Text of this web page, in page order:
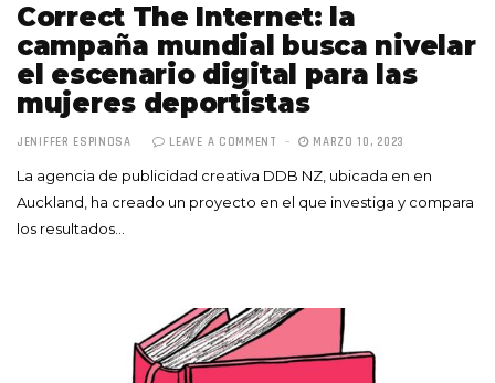
Correct The Internet: la
campaña mundial busca nivelar
el escenario digital para las
mujeres deportistas
JENIFFER ESPINOSA LEAVE A COMMENT MARZO 10, 2023
La agencia de publicidad creativa DDB NZ, ubicada en en
Auckland, ha creado un proyecto en el que investiga y compara
los resultados…